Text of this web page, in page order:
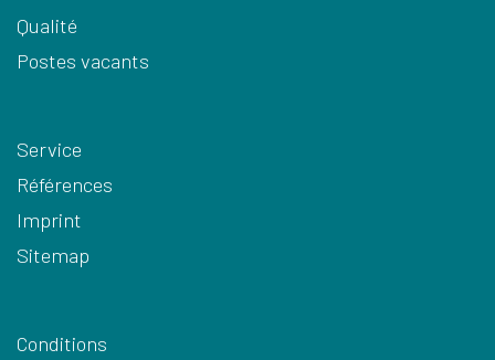
Qualité
Postes vacants
Service
Références
Imprint
Sitemap
Conditions